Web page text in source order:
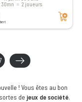
30mn
2 joueurs
Ajouter au panier
! Vous êtes au bon
de jeux de société.